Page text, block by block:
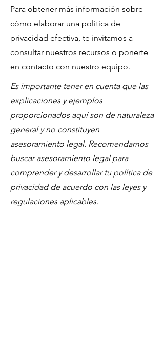
Para obtener más información sobre
cómo elaborar una política de
privacidad efectiva, te invitamos a
consultar nuestros recursos o ponerte
en contacto con nuestro equipo.
Es importante tener en cuenta que las
explicaciones y ejemplos
proporcionados aquí son de naturaleza
general y no constituyen
asesoramiento legal. Recomendamos
buscar asesoramiento legal para
comprender y desarrollar tu política de
privacidad de acuerdo con las leyes y
regulaciones aplicables.